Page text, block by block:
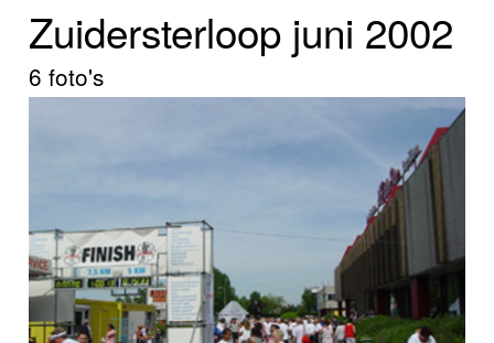
Programma's
Nieuws
Webcam
Info
Zuidersterloop juni 2002
6 foto's